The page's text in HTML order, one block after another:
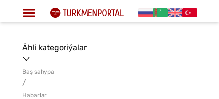
Ähli kategoriýalar
Baş sahypa
/
Habarlar